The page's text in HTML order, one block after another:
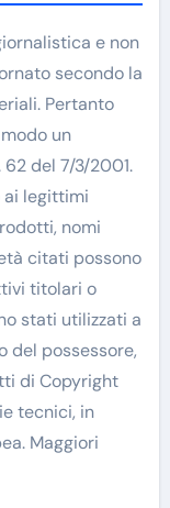
e non
secondo la
Pertanto
un
del 7/3/2001.
legittimi
nomi
citati possono
titolari o
stati utilizzati a
del possessore,
di Copyright
tecnici, in
Maggiori